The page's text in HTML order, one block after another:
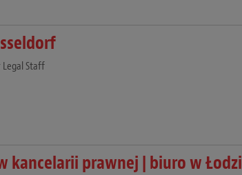
Legal Staff
kancelarii prawnej | biuro w Łodzi